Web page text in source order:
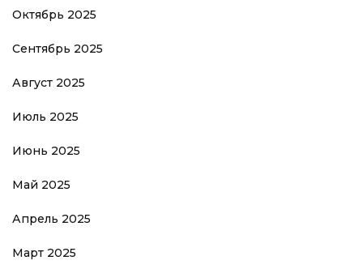
Октябрь 2025
Сентябрь 2025
Август 2025
Июль 2025
Июнь 2025
Май 2025
Апрель 2025
Март 2025